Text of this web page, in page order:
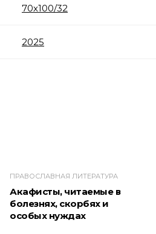
70х100/32
2025
ПРАВОСЛАВНАЯ ЛИТЕРАТУРА
Акафисты, читаемые в
болезнях, скорбях и
особых нуждах